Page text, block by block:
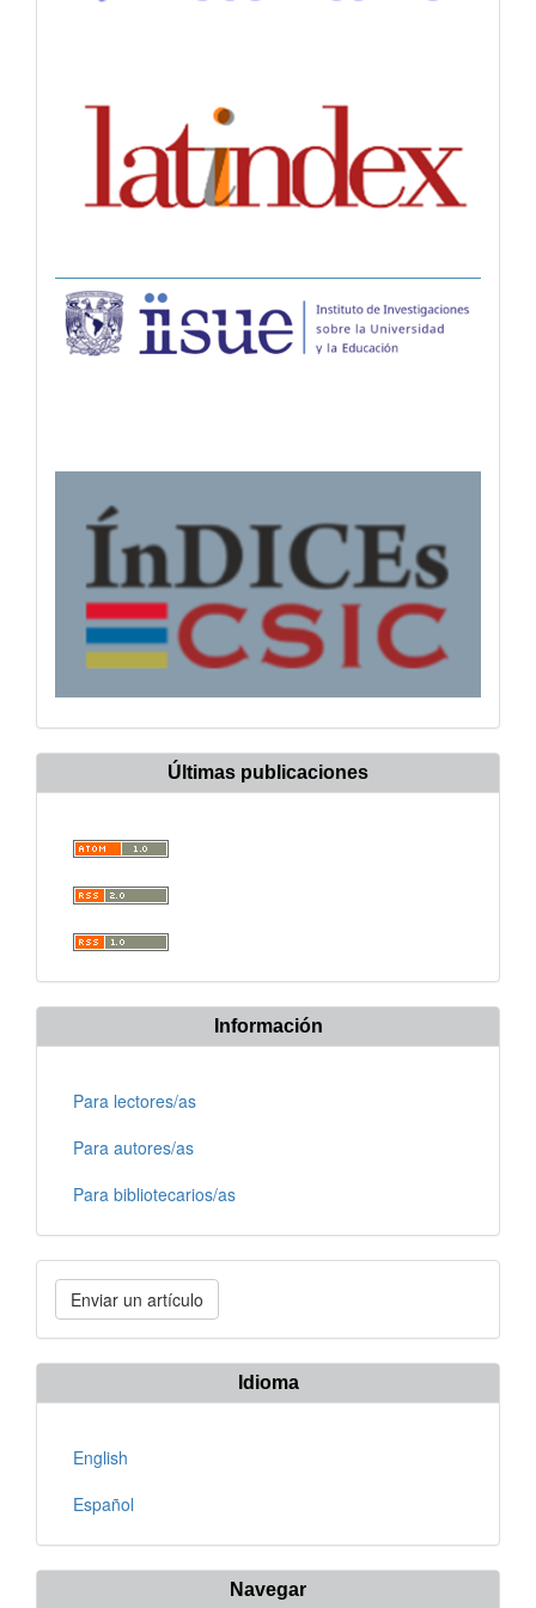
Últimas publicaciones
Información
Para lectores/as
Para autores/as
Para bibliotecarios/as
Enviar
un
artículo
Enviar un artículo
Idioma
English
Español
Navegar